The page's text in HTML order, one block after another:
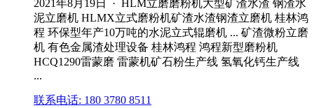
2021年8月19日 · HLM立磨磨粉机大型矿渣水渣 钢渣水
泥立磨机 HLMX立式磨粉机矿渣水渣钢渣立磨机 桂林鸿
程 环保型年产10万吨的水泥立式辊磨机 ... 矿渣微粉立磨
机 有色金属渣处理设备 桂林鸿程 鸿程新型磨粉机
HCQ1290雷蒙磨 雷蒙机矿石粉生产线 氢氧化钙生产线
...
联系电话: 180 3780 8511